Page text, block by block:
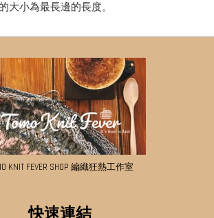
大小為最長邊的長度。
KNIT FEVER SHOP 編織狂熱工作室